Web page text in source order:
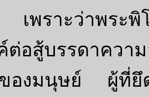
พราะว่าพระพิโ
ต่อสู้บรรดาค
องมนุษย์ ผู้ที่ยึ